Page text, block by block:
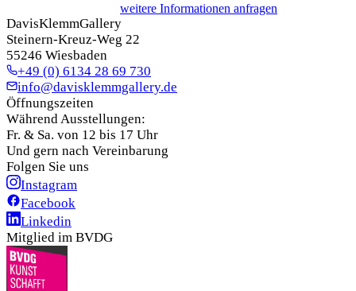
weitere Informationen anfragen
DavisKlemmGallery
Steinern-Kreuz-Weg 22
55246 Wiesbaden
+49 (0) 6134 28 69 730
info@davisklemmgallery.de
Öffnungszeiten
Während Ausstellungen:
Fr. & Sa. von 12 bis 17 Uhr
Und gern nach Vereinbarung
Folgen Sie uns
Instagram
Facebook
Linkedin
Mitglied im BVDG